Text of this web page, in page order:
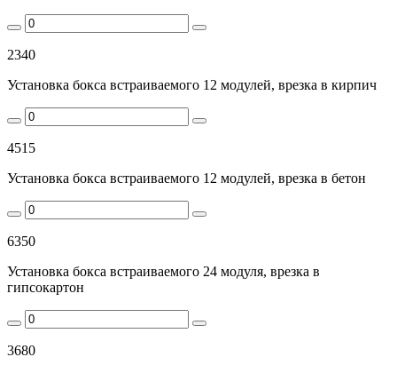
2340
Установка бокса встраиваемого 12 модулей, врезка в кирпич
4515
Установка бокса встраиваемого 12 модулей, врезка в бетон
6350
Установка бокса встраиваемого 24 модуля, врезка в
гипсокартон
3680